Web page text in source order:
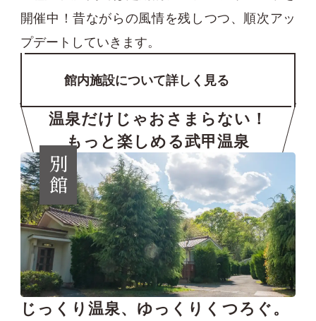
開催中！昔ながらの風情を残しつつ、順次アッ
プデートしていきます。
館内施設について詳しく見る
温泉だけじゃおさまらない！
もっと楽しめる武甲温泉
別館
じっくり温泉、ゆっくりくつろぐ。